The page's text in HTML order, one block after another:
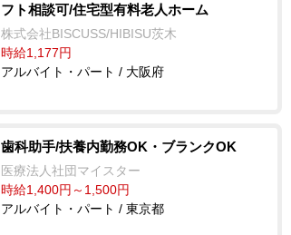
フト相談可/住宅型有料老人ホーム
株式会社BISCUSS/HIBISU茨木
時給1,177円
アルバイト・パート / 大阪府
歯科助手/扶養内勤務OK・ブランクOK
医療法人社団マイスター
時給1,400円～1,500円
アルバイト・パート / 東京都